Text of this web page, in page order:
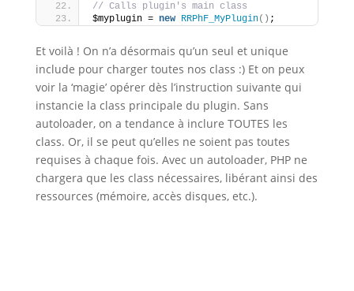
// Calls plugin's main class
$myplugin = new RRPhF_MyPlugin() ;
Et voilà ! On n’a désormais qu’un seul et unique
include pour charger toutes nos class :) Et on peux
voir la ‘magie’ opérer dès l’instruction suivante qui
instancie la class principale du plugin. Sans
autoloader, on a tendance à inclure TOUTES les
class. Or, il se peut qu’elles ne soient pas toutes
requises à chaque fois. Avec un autoloader, PHP ne
chargera que les class nécessaires, libérant ainsi des
ressources (mémoire, accès disques, etc.).